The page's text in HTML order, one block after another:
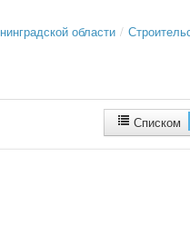
области /
Списком